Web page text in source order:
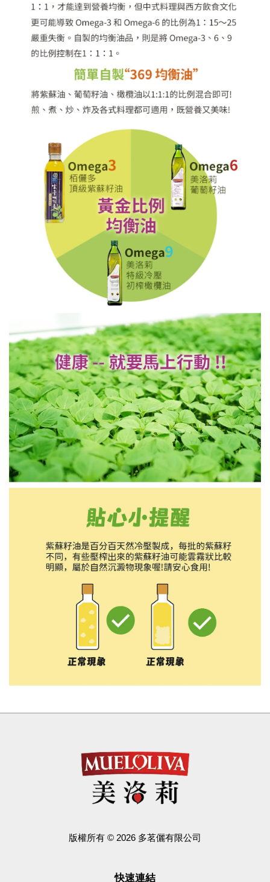
版權所有 © 2026 多茗儷有限公司
快速連結